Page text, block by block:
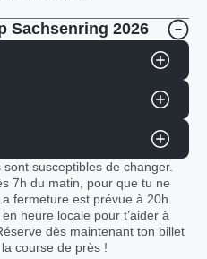
Sachsenring 2026
susceptibles de changer.
7h du matin, pour que tu ne
fermeture est prévue à 20h.
heure locale pour t’aider à
dès maintenant ton billet
course de près !